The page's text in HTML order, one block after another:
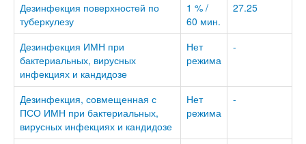
Дезинфекция поверхностей по
туберкулезу
1 % /
60 мин.
27.25
Дезинфекция ИМН при
бактериальных, вирусных
инфекциях и кандидозе
Нет
режима
-
Дезинфекция, совмещенная с
ПСО ИМН при бактериальных,
вирусных инфекциях и кандидозе
Нет
режима
-